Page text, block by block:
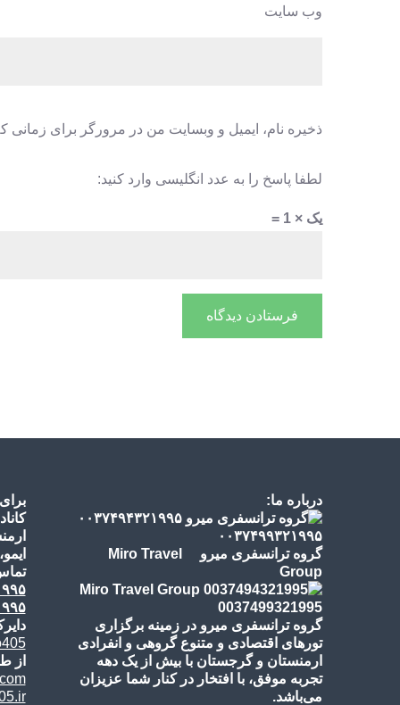
وب‌ سایت
ذخیره نام، ایمیل و وبسایت من در مرورگر برای زمانی
لطفا پاسخ را به عدد انگلیسی وارد کنید:
یک × 1 =
از
درباره ما:
گروه ترانسفری میرو Miro Travel
Group
گروه ترانسفری میرو در زمینه برگزاری
تورهای اقتصادی و متنوع گروهی و انفرادی
ارمنستان و گرجستان با بیش از یک دهه
تجربه موفق، با افتخار در کنار شما عزیزان
می‌باشد.